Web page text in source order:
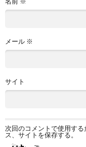
メール ※
サイト
次回のコメントで使用す
ス、サイトを保存する。